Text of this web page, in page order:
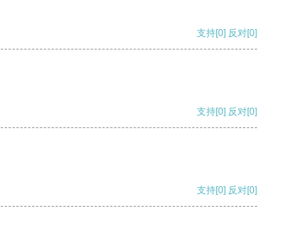
支持[0] 反对[0]
支持[0] 反对[0]
支持[0] 反对[0]